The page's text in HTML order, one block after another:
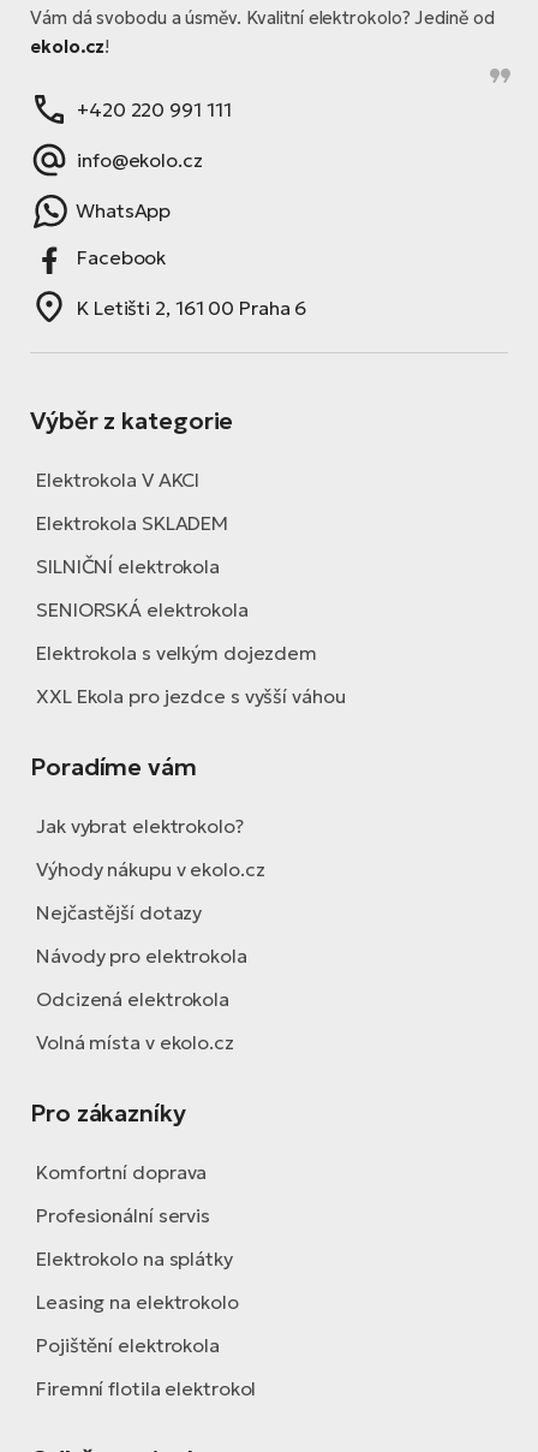
Vám dá svobodu a úsměv. Kvalitní elektrokolo? Jedině od
ekolo.cz!
+420 220 991 111
info@ekolo.cz
WhatsApp
Facebook
K Letišti 2, 161 00 Praha 6
Výběr z kategorie
Elektrokola V AKCI
Elektrokola SKLADEM
SILNIČNÍ elektrokola
SENIORSKÁ elektrokola
Elektrokola s velkým dojezdem
XXL Ekola pro jezdce s vyšší váhou
Poradíme vám
Jak vybrat elektrokolo?
Výhody nákupu v ekolo.cz
Nejčastější dotazy
Návody pro elektrokola
Odcizená elektrokola
Volná místa v ekolo.cz
Pro zákazníky
Komfortní doprava
Profesionální servis
Elektrokolo na splátky
Leasing na elektrokolo
Pojištění elektrokola
Firemní flotila elektrokol